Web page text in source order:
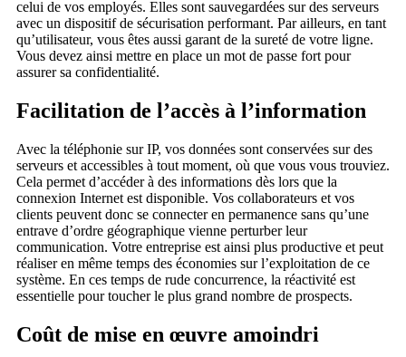
celui de vos employés. Elles sont sauvegardées sur des serveurs
avec un dispositif de sécurisation performant. Par ailleurs, en tant
qu’utilisateur, vous êtes aussi garant de la sureté de votre ligne.
Vous devez ainsi mettre en place un mot de passe fort pour
assurer sa confidentialité.
Facilitation de l’accès à l’information
Avec la téléphonie sur IP, vos données sont conservées sur des
serveurs et accessibles à tout moment, où que vous vous trouviez.
Cela permet d’accéder à des informations dès lors que la
connexion Internet est disponible. Vos collaborateurs et vos
clients peuvent donc se connecter en permanence sans qu’une
entrave d’ordre géographique vienne perturber leur
communication. Votre entreprise est ainsi plus productive et peut
réaliser en même temps des économies sur l’exploitation de ce
système. En ces temps de rude concurrence, la réactivité est
essentielle pour toucher le plus grand nombre de prospects.
Coût de mise en œuvre amoindri